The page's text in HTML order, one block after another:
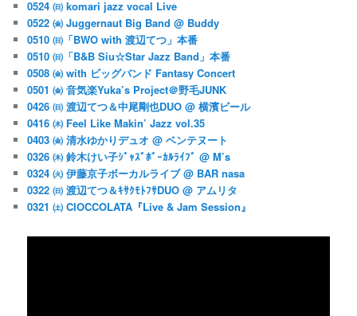
0524 ㈰ komari jazz vocal Live
0522 ㈮ Juggernaut Big Band @ Buddy
0510 ㈰「BWO with 渡辺てつ」本番
0510 ㈰「B&B Siu☆Star Jazz Band」本番
0508 ㈮ with ビッグバンド Fantasy Concert
0501 ㈮ 音気楽Yuka’s Project＠野毛JUNK
0426 ㈰ 渡辺てつ＆中尾剛也DUO @ 横濱ビール
0416 ㈭ Feel Like Makin’ Jazz vol.35
0403 ㈮ 清水ゆかりデュオ @ ベンテヌート
0326 ㈭ 鈴木けい子ｼﾞｬｽﾞﾎﾞｰｶﾙﾗｲﾌﾞ @ M’s
0324 ㈫ 伊藤京子ボーカルライブ @ BAR nasa
0322 ㈰ 渡辺てつ＆ｷｻｸﾓﾄﾌｻDUO @ アムリタ
0321 ㈯ CIOCCOLATA『Live & Jam Session』